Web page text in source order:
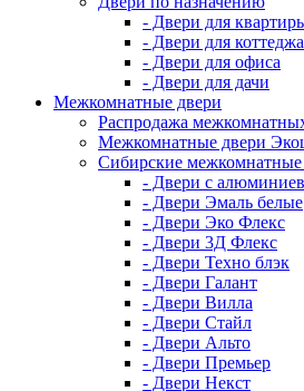
- Двери для
- Двери для коттеджа
- Двери для офиса
- Двери для дачи
Межкомнатные двери
Распродажа
Межкомнатные двери
Сибирские межкомнатные
- Двери с
- Двери Эмаль белые
- Двери Эко Флекс
- Двери 3Д Флекс
- Двери Техно блэк
- Двери Галант
- Двери Вилла
- Двери Стайл
- Двери Альто
- Двери Премьер
- Двери Некст